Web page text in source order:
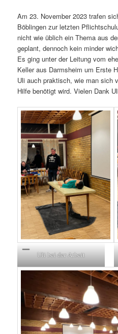
Am 23. November 2023 trafen
Böblingen zur letzten
nicht wie üblich ein Thema aus
geplant, dennoch kein minder
Es ging unter der Leitung vom
Keller aus Darmsheim um Erste
Uli auch praktisch, wie man sich
Hilfe benötigt wird. Vielen Dank
Uli bei der Arbeit